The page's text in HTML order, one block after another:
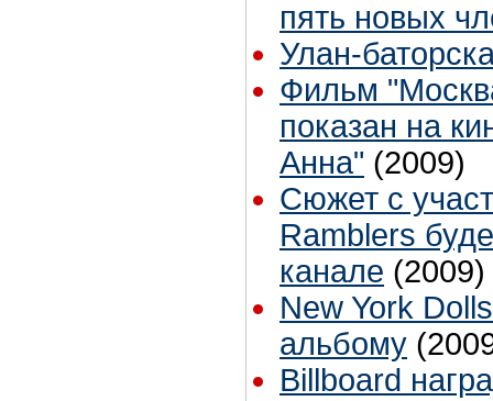
пять новых
Улан-
Фильм
показан на
Анна" (2009)
Сюжет с
Ramblers
канале (2009)
New York
альбому
Billboard